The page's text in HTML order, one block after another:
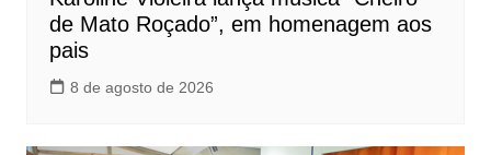
de Mato Roçado”, em homenagem aos
pais
8 de agosto de 2026